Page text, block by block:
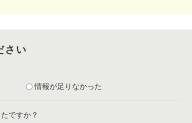
さい
情報が足りなかった
ですか？